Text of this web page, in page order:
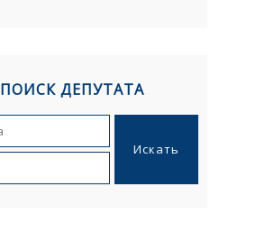
ПОИСК ДЕПУТАТА